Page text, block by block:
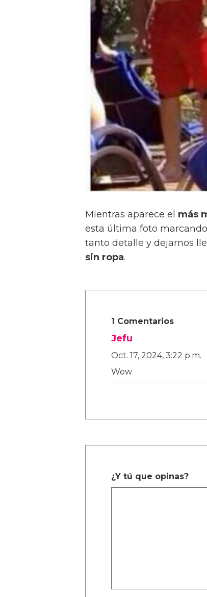
Mientras aparece el más
esta última foto
tanto detalle y dejarnos
sin ropa.
1 Comentarios
Jefu
Oct. 17, 2024, 3:22 p.m.
Wow
¿Y tú que opinas?